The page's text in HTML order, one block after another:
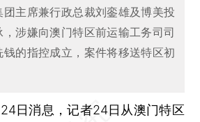
主席兼行政总裁刘銮雄及博美投
涉嫌向澳门特区前运输工务司司
的指控成立，案件将移送特区初
消息，记者24日从澳门特区